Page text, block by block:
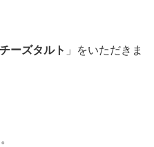
ーズタルト 」をいただきま